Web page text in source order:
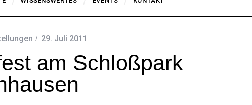
29. Juli 2011
am Schloßpark